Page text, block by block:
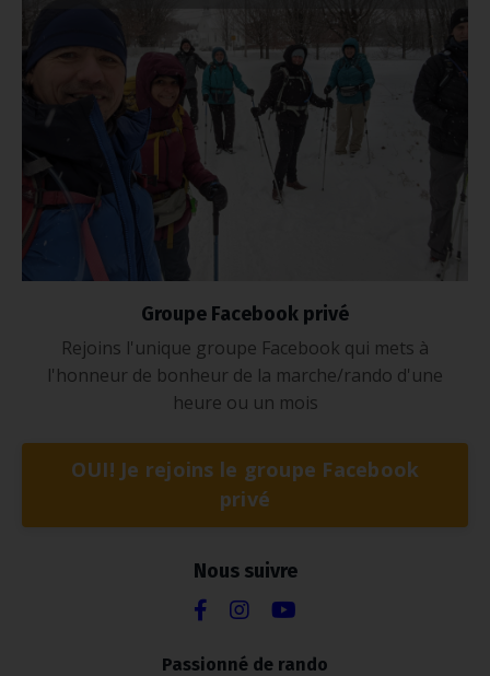
Groupe Facebook privé
Rejoins l'unique groupe Facebook qui mets à
l'honneur de bonheur de la marche/rando d'une
heure ou un mois
OUI! Je rejoins le groupe Facebook
privé
Nous suivre
Passionné de rando